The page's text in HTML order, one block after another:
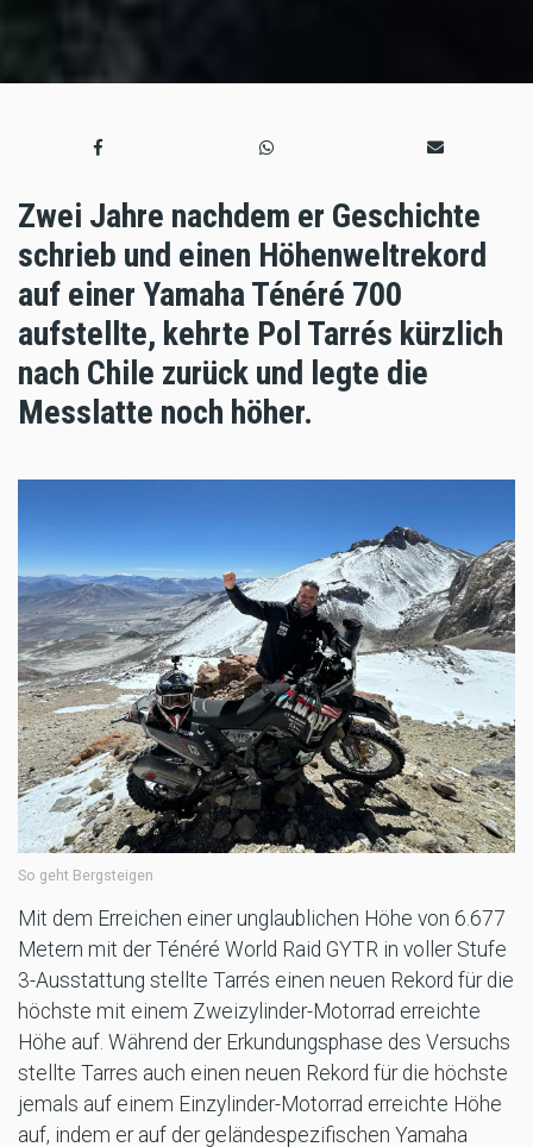
Zwei Jahre nachdem er Geschichte
schrieb und einen Höhenweltrekord
auf einer Yamaha Ténéré 700
aufstellte, kehrte Pol Tarrés kürzlich
nach Chile zurück und legte die
Messlatte noch höher.
So geht Bergsteigen
Mit dem Erreichen einer unglaublichen Höhe von 6.677
Metern mit der Ténéré World Raid GYTR in voller Stufe
3-Ausstattung stellte Tarrés einen neuen Rekord für die
höchste mit einem Zweizylinder-Motorrad erreichte
Höhe auf. Während der Erkundungsphase des Versuchs
stellte Tarres auch einen neuen Rekord für die höchste
jemals auf einem Einzylinder-Motorrad erreichte Höhe
auf, indem er auf der geländespezifischen Yamaha